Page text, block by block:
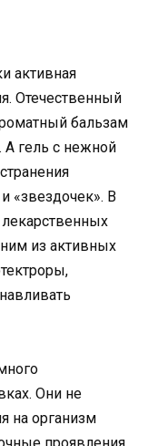
активная
Отечественный
бальзам
А гель с нежной
«звездочек». В
из активных
Они не
на организм